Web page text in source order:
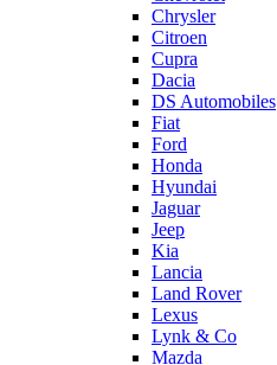
Chrysler
Citroen
Cupra
Dacia
DS Automobiles
Fiat
Ford
Honda
Hyundai
Jaguar
Jeep
Kia
Lancia
Land Rover
Lexus
Lynk & Co
Mazda